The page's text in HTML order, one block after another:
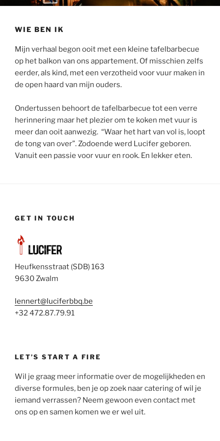
WIE BEN IK
Mijn verhaal begon ooit met een kleine tafelbarbecue
op het balkon van ons appartement. Of misschien zelfs
eerder, als kind, met een verzotheid voor vuur maken in
de open haard van mijn ouders.
Ondertussen behoort de tafelbarbecue tot een verre
herinnering maar het plezier om te koken met vuur is
meer dan ooit aanwezig. “Waar het hart van vol is, loopt
de tong van over”. Zodoende werd Lucifer geboren.
Vanuit een passie voor vuur en rook. En lekker eten.
GET IN TOUCH
Heufkensstraat (SDB) 163
9630 Zwalm
lennert@luciferbbq.be
+32 472.87.79.91
LET’S START A FIRE
Wil je graag meer informatie over de mogelijkheden en
diverse formules, ben je op zoek naar catering of wil je
iemand verrassen? Neem gewoon even contact met
ons op en samen komen we er wel uit.